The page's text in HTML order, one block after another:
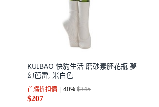
KUIBAO 快豹生活 磨砂素胚花瓶 夢
幻芭雷, 米白色
首購折扣價 40%$345
$207